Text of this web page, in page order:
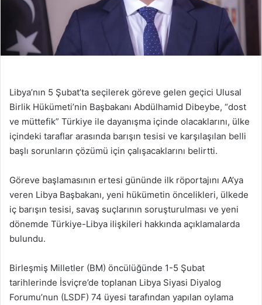
Libya’nın 5 Şubat’ta seçilerek göreve gelen geçici Ulusal
Birlik Hükümeti’nin Başbakanı Abdülhamid Dibeybe, “dost
ve müttefik” Türkiye ile dayanışma içinde olacaklarını, ülke
içindeki taraflar arasında barışın tesisi ve karşılaşılan belli
başlı sorunların çözümü için çalışacaklarını belirtti.
Göreve başlamasının ertesi gününde ilk röportajını AA’ya
veren Libya Başbakanı, yeni hükümetin öncelikleri, ülkede
iç barışın tesisi, savaş suçlarının soruşturulması ve yeni
dönemde Türkiye-Libya ilişkileri hakkında açıklamalarda
bulundu.
Birleşmiş Milletler (BM) öncülüğünde 1-5 Şubat
tarihlerinde İsviçre’de toplanan Libya Siyasi Diyalog
Forumu’nun (LSDF) 74 üyesi tarafından yapılan oylama